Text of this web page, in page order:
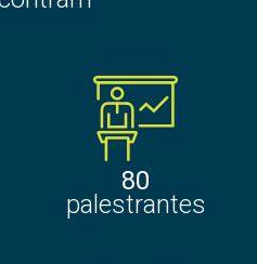
80
palestrantes